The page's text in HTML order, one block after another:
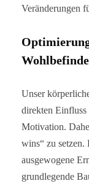
Veränderungen
Unser
direkten Einfluss
Motivation.
wins“ zu setzen.
ausgewogene
grundlegende